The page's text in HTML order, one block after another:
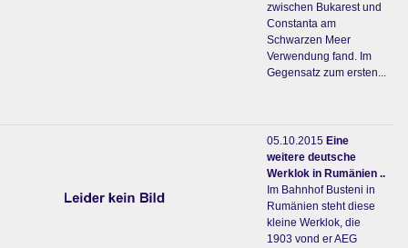
zwischen Bukarest und
Constanta am
Schwarzen Meer
Verwendung fand. Im
Gegensatz zum ersten...
05.10.2015 Eine
weitere deutsche
Werklok in Rumänien ..
Im Bahnhof Busteni in
Rumänien steht diese
kleine Werklok, die
1903 vond er AEG